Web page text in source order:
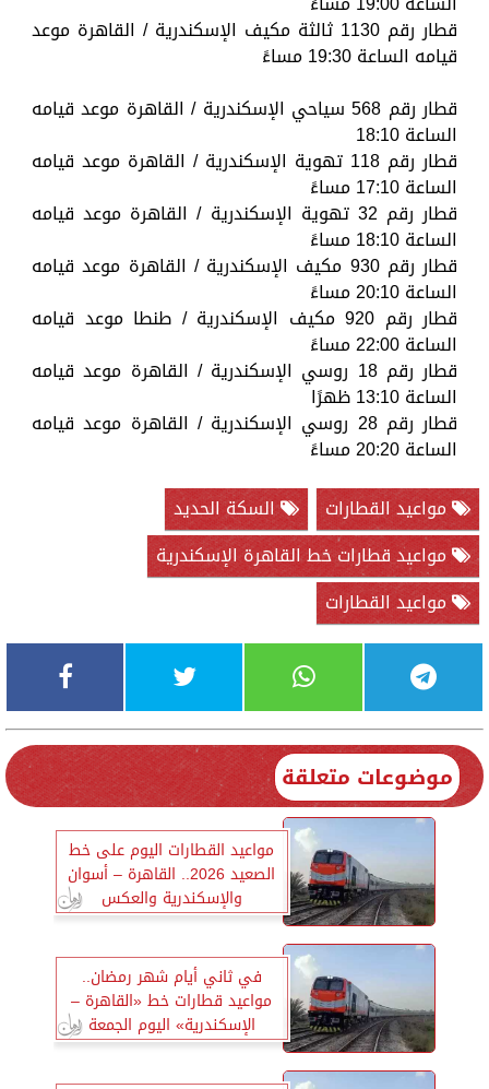
قطار رقم 1130 ثالثة مكيف الإسكندرية / القاهرة موعد
قيامه الساعة 19:30 مساءً
قطار رقم 568 سياحي الإسكندرية / القاهرة موعد قيامه
الساعة 18:10
قطار رقم 118 تهوية الإسكندرية / القاهرة موعد قيامه
الساعة 17:10 مساءً
قطار رقم 32 تهوية الإسكندرية / القاهرة موعد قيامه
الساعة 18:10 مساءً
قطار رقم 930 مكيف الإسكندرية / القاهرة موعد قيامه
الساعة 20:10 مساءً
قطار رقم 920 مكيف الإسكندرية / طنطا موعد قيامه
الساعة 22:00 مساءً
قطار رقم 18 روسي الإسكندرية / القاهرة موعد قيامه
الساعة 13:10 ظهرًا
قطار رقم 28 روسي الإسكندرية / القاهرة موعد قيامه
الساعة 20:20 مساءً
مواعيد القطارات
السكة الحديد
مواعيد قطارات خط القاهرة الإسكندرية
مواعيد القطارات
موضوعات متعلقة
مواعيد القطارات اليوم على خط
الصعيد 2026.. القاهرة – أسوان
والإسكندرية والعكس
في ثاني أيام شهر رمضان..
مواعيد قطارات خط «القاهرة –
الإسكندرية» اليوم الجمعة